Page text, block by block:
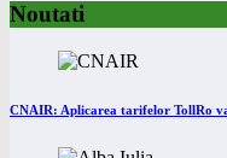
Noutati
CNAIR: Aplicarea tarifelor TollRo